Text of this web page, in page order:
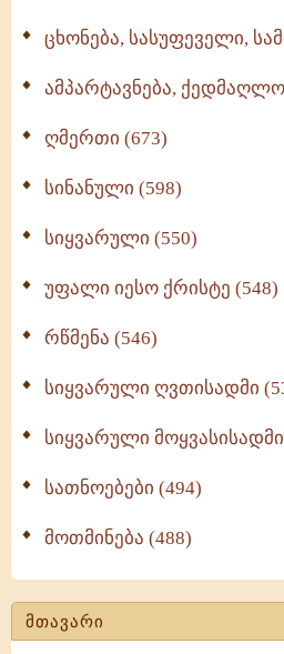
ცხონება, სასუფეველი,
ამპარტავნება,
ღმერთი (673)
სინანული (598)
სიყვარული (550)
უფალი იესო ქრისტე (548)
რწმენა (546)
სიყვარული ღვთისადმი
სიყვარული მოყვასისადმი
სათნოებები (494)
მოთმინება (488)
მთავარი